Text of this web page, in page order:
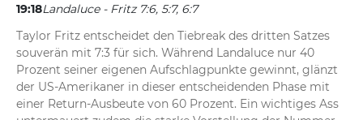
19:18Landaluce - Fritz 7:6, 5:7, 6:7
Taylor Fritz entscheidet den Tiebreak des dritten Satzes
souverän mit 7:3 für sich. Während Landaluce nur 40
Prozent seiner eigenen Aufschlagpunkte gewinnt, glänzt
der US-Amerikaner in dieser entscheidenden Phase mit
einer Return-Ausbeute von 60 Prozent. Ein wichtiges Ass